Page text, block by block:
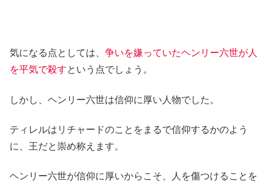
気になる点としては、 争いを嫌っていたヘンリー六世が人
を平気で殺すという点でしょう。
しかし、ヘンリー六世は信仰に厚い人物でした。
ティレルはリチャードのことをまるで信仰するかのよう
に、王だと崇め称えます。
ヘンリー六世が信仰に厚いからこそ、人を傷つけることを